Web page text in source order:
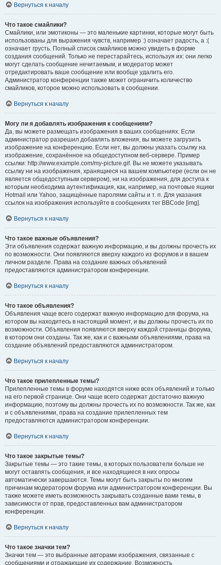
Вернуться к началу
Что такое смайлики?
Смайлики, или эмотиконы — это маленькие картинки, которые могут быть
использованы для выражения чувств, например :) означает радость, а :(
означает грусть. Полный список смайликов можно увидеть в форме
создания сообщений. Только не перестарайтесь, используя их: они легко
могут сделать сообщение нечитаемым, и модератор может
отредактировать ваше сообщение или вообще удалить его.
Администратор конференции также может ограничить количество
смайликов, которое можно использовать в сообщении.
Вернуться к началу
Могу ли я добавлять изображения к сообщениям?
Да, вы можете размещать изображения в ваших сообщениях. Если
администратор разрешил добавлять вложения, вы можете загрузить
изображение на конференцию. Если нет, вы должны указать ссылку на
изображение, сохранённое на общедоступном веб-сервере. Пример
ссылки: http://www.example.com/my-picture.gif. Вы не можете указывать
ссылку ни на изображения, хранящиеся на вашем компьютере (если он не
является общедоступным сервером), ни на изображения, для доступа к
которым необходима аутентификация, как, например, на почтовые ящики
Hotmail или Yahoo, защищённые паролями сайты и т. п. Для указания
ссылок на изображения используйте в сообщениях тег BBCode [img].
Вернуться к началу
Что такое важные объявления?
Эти объявления содержат важную информацию, и вы должны прочесть их
по возможности. Они появляются вверху каждого из форумов и в вашем
личном разделе. Права на создание важных объявлений
предоставляются администратором конференции.
Вернуться к началу
Что такое объявления?
Объявления чаще всего содержат важную информацию для форума, на
котором вы находитесь в настоящий момент, и вы должны прочесть их по
возможности. Объявления появляются вверху каждой страницы форума,
в котором они созданы. Так же, как и с важными объявлениями, права на
создание объявлений предоставляются администратором.
Вернуться к началу
Что такое прилепленные темы?
Прилепленные темы в форуме находятся ниже всех объявлений и только
на его первой странице. Они чаще всего содержат достаточно важную
информацию, поэтому вы должны прочесть их по возможности. Так же, как
и с объявлениями, права на создание прилепленных тем
предоставляются администратором конференции.
Вернуться к началу
Что такое закрытые темы?
Закрытые темы — это такие темы, в которых пользователи больше не
могут оставлять сообщения, и все находящиеся в них опросы
автоматически завершаются. Темы могут быть закрыты по многим
причинам модератором форума или администратором конференции. Вы
также можете иметь возможность закрывать созданные вами темы, в
зависимости от прав, предоставленных вам администратором
конференции.
Вернуться к началу
Что такое значки тем?
Значки тем — это выбранные авторами изображения, связанные с
сообщениями и отражающие их содержание. Возможность